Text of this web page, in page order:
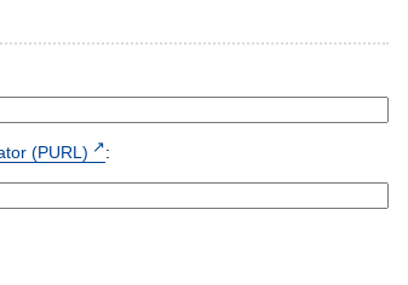
(PURL) :